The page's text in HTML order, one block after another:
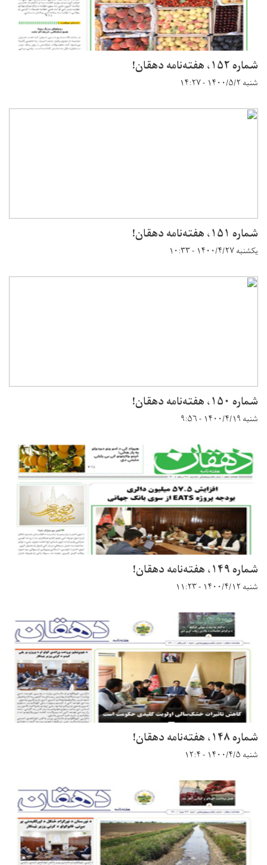
شماره ۱۵۲، هفته‌نامه دهقان!
شنبه ۱۴۰۰/۵/۲ - ۱۴:۲۷
شماره ۱۵۱، هفته‌نامه دهقان!
یکشنبه ۱۴۰۰/۴/۲۷ - ۱۰:۳۳
شماره ۱۵۰، هفته‌نامه دهقان!
شنبه ۱۴۰۰/۴/۱۹ - ۹:۵۶
شماره ۱۴۹، هفته‌نامه دهقان!
شنبه ۱۴۰۰/۴/۱۲ - ۱۱:۲۳
شماره ۱۴۸، هفته‌نامه دهقان!
شنبه ۱۴۰۰/۴/۵ - ۱۲:۴